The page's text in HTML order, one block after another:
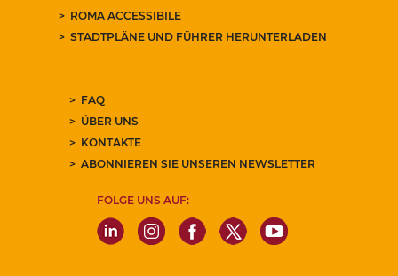
ROMA ACCESSIBILE
STADTPLÄNE UND FÜHRER HERUNTERLADEN
FAQ
ÜBER UNS
KONTAKTE
ABONNIEREN SIE UNSEREN NEWSLETTER
FOLGE UNS AUF: